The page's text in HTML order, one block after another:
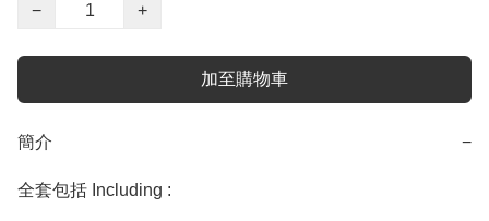
−
+
加至購物車
簡介 −
全套包括 Including :